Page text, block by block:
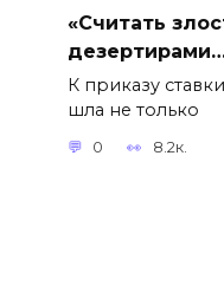
«Считать
К приказу
шла не только
0 8.2к.